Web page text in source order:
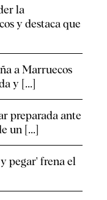
la
y destaca que
a Marruecos
y [...]
preparada ante
un [...]
pegar' frena el